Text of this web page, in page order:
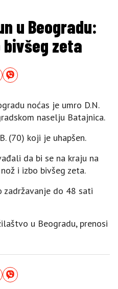
u Beogradu:
bivšeg zeta
noćas je umro D.N.
naselju Batajnica.
(70) koji je uhapšen.
da bi se na kraju na
i izbo bivšeg zeta.
zadržavanje do 48 sati
u Beogradu, prenosi